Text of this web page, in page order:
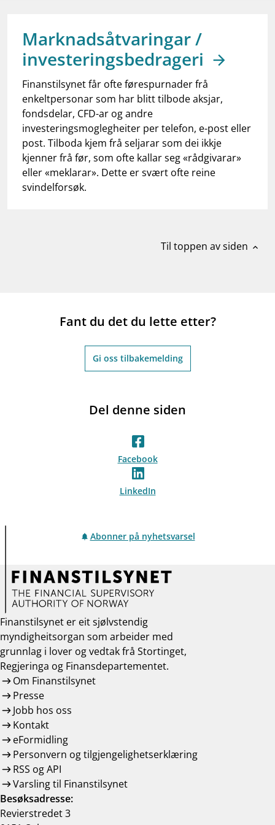
dashboardInformasjon for investorer
notifications_noneAbonner på nyhetsvarsel
Marknadsåtvaringar /
investeringsbedrageri
Finanstilsynet får ofte førespurnader frå
enkeltpersonar som har blitt tilbode aksjar,
fondsdelar, CFD-ar og andre
investeringsmoglegheiter per telefon, e-post eller
post. Tilboda kjem frå seljarar som dei ikkje
kjenner frå før, som ofte kallar seg «rådgivarar»
eller «meklarar». Dette er svært ofte reine
svindelforsøk.
Til toppen av siden expand_less
Fant du det du lette etter?
Gi oss tilbakemelding
Del denne siden
Facebook
LinkedIn
Abonner på nyhetsvarsel
Finanstilsynet er eit sjølvstendig
myndigheitsorgan som arbeider med
grunnlag i lover og vedtak frå Stortinget,
Regjeringa og Finansdepartementet.
Om Finanstilsynet
Presse
Jobb hos oss
Kontakt
eFormidling
Personvern og tilgjengelighetserklæring
RSS og API
Varsling til Finanstilsynet
Besøksadresse:
Revierstredet 3